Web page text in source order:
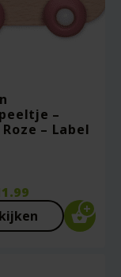
–
– Label